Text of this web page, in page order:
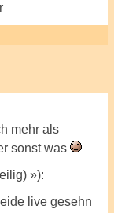
mehr als
sonst was
»):
live gesehn